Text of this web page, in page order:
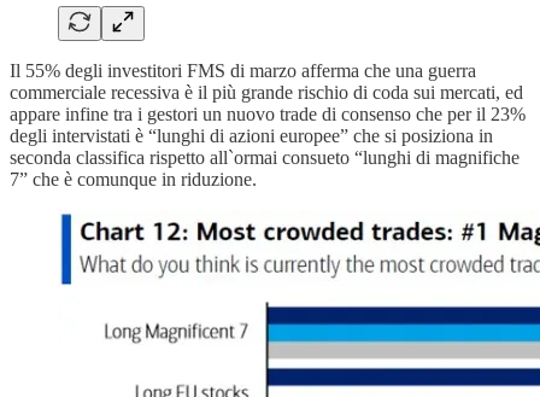
Il 55% degli investitori FMS di marzo afferma che una guerra
commerciale recessiva è il più grande rischio di coda sui mercati, ed
appare infine tra i gestori un nuovo trade di consenso che per il 23%
degli intervistati è “lunghi di azioni europee” che si posiziona in
seconda classifica rispetto all`ormai consueto “lunghi di magnifiche
7” che è comunque in riduzione.